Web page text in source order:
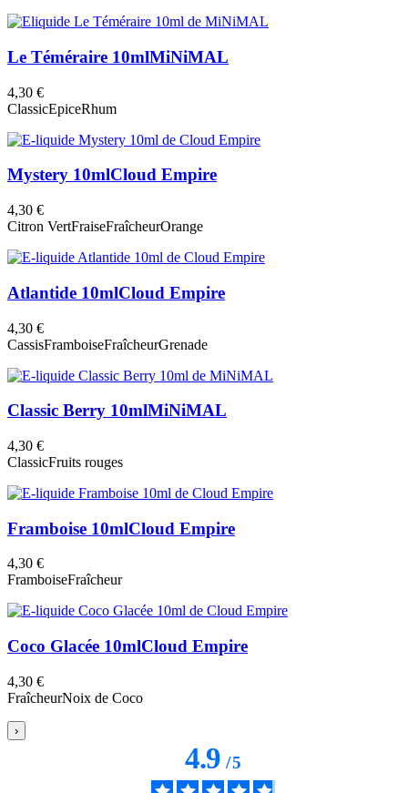
Le Téméraire 10mlMiNiMAL
4,30 €
ClassicEpiceRhum
Mystery 10mlCloud Empire
4,30 €
Citron VertFraiseFraîcheurOrange
Atlantide 10mlCloud Empire
4,30 €
CassisFramboiseFraîcheurGrenade
Classic Berry 10mlMiNiMAL
4,30 €
ClassicFruits rouges
Framboise 10mlCloud Empire
4,30 €
FramboiseFraîcheur
Coco Glacée 10mlCloud Empire
4,30 €
FraîcheurNoix de Coco
›
4.9/5